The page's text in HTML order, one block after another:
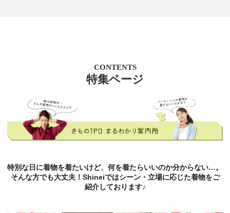
CONTENTS
特集ページ
特別な日に着物を着たいけど、何を着たらいいのか分からない…。
そんな方でも大丈夫！Shineiではシーン・立場に応じた着物をご
紹介しております♪